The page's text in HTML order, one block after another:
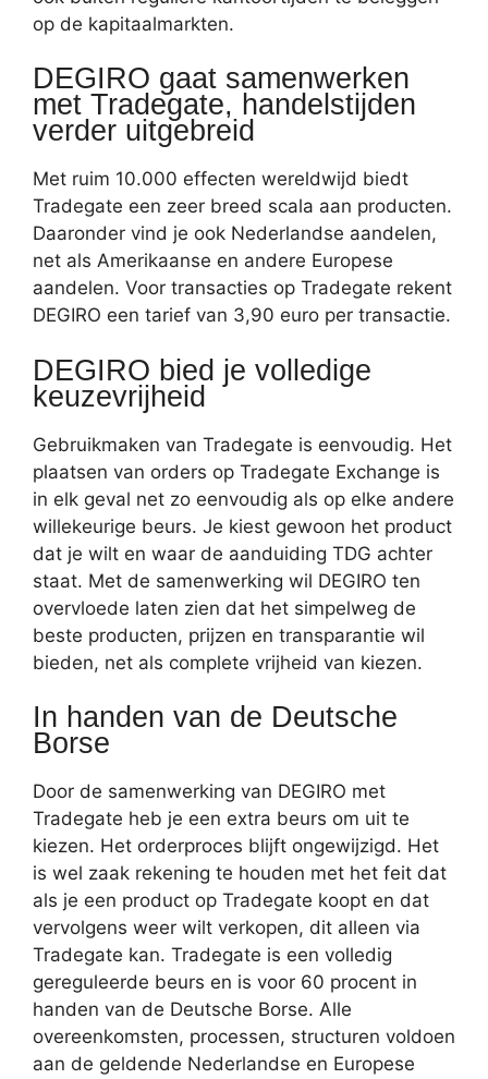
op de kapitaalmarkten.
DEGIRO gaat samenwerken
met Tradegate, handelstijden
verder uitgebreid
Met ruim 10.000 effecten wereldwijd biedt
Tradegate een zeer breed scala aan producten.
Daaronder vind je ook Nederlandse aandelen,
net als Amerikaanse en andere Europese
aandelen. Voor transacties op Tradegate rekent
DEGIRO een tarief van 3,90 euro per transactie.
DEGIRO bied je volledige
keuzevrijheid
Gebruikmaken van Tradegate is eenvoudig. Het
plaatsen van orders op Tradegate Exchange is
in elk geval net zo eenvoudig als op elke andere
willekeurige beurs. Je kiest gewoon het product
dat je wilt en waar de aanduiding TDG achter
staat. Met de samenwerking wil DEGIRO ten
overvloede laten zien dat het simpelweg de
beste producten, prijzen en transparantie wil
bieden, net als complete vrijheid van kiezen.
In handen van de Deutsche
Borse
Door de samenwerking van DEGIRO met
Tradegate heb je een extra beurs om uit te
kiezen. Het orderproces blijft ongewijzigd. Het
is wel zaak rekening te houden met het feit dat
als je een product op Tradegate koopt en dat
vervolgens weer wilt verkopen, dit alleen via
Tradegate kan. Tradegate is een volledig
gereguleerde beurs en is voor 60 procent in
handen van de Deutsche Borse. Alle
overeenkomsten, processen, structuren voldoen
aan de geldende Nederlandse en Europese